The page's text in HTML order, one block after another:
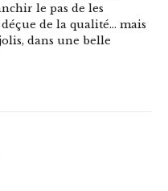
le pas de les
de la qualité… mais
dans une belle